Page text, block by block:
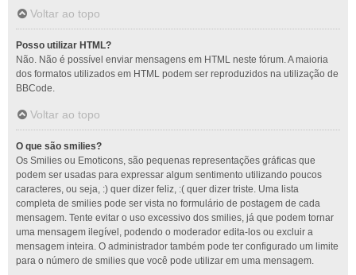
Voltar ao topo
Posso utilizar HTML?
Não. Não é possível enviar mensagens em HTML neste fórum. A maioria
dos formatos utilizados em HTML podem ser reproduzidos na utilização de
BBCode.
Voltar ao topo
O que são smilies?
Os Smilies ou Emoticons, são pequenas representações gráficas que
podem ser usadas para expressar algum sentimento utilizando poucos
caracteres, ou seja, :) quer dizer feliz, :( quer dizer triste. Uma lista
completa de smilies pode ser vista no formulário de postagem de cada
mensagem. Tente evitar o uso excessivo dos smilies, já que podem tornar
uma mensagem ilegível, podendo o moderador edita-los ou excluir a
mensagem inteira. O administrador também pode ter configurado um limite
para o número de smilies que você pode utilizar em uma mensagem.